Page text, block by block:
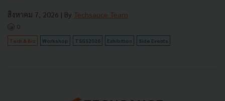
สิงหาคม 7, 2026 | By Techsauce Team
0
Tech & Biz Workshop TSGS2026 Exhibition Side Events